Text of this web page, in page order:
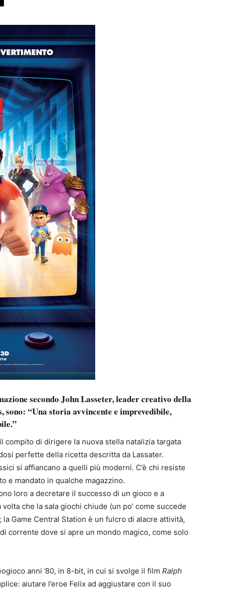
secondo John Lasseter, leader creativo della
“Una storia avvincente e imprevedibile,
compito di dirigere la nuova stella natalizia targata
perfette della ricetta descritta da Lassater.
si affiancano a quelli più moderni. C’è chi resiste
e mandato in qualche magazzino.
loro a decretare il successo di un gioco e a
che la sala giochi chiude (un po’ come succede
Game Central Station è un fulcro di alacre attività,
corrente dove si apre un mondo magico, come solo
anni ’80, in 8-bit, in cui si svolge il film Ralph
aiutare l’eroe Felix ad aggiustare con il suo